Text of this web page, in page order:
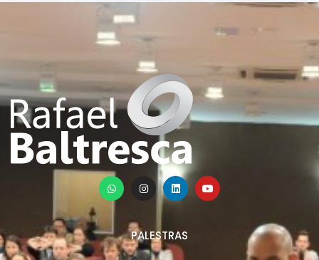
PALESTRAS